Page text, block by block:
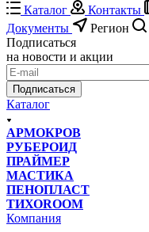
Каталог
Контакты
Документы
Регион
Подписаться
на новости и акции
Подписаться
Каталог
АРМОКРОВ
РУБЕРОИД
ПРАЙМЕР
МАСТИКА
ПЕНОПЛАСТ
ТИХОROOM
Компания